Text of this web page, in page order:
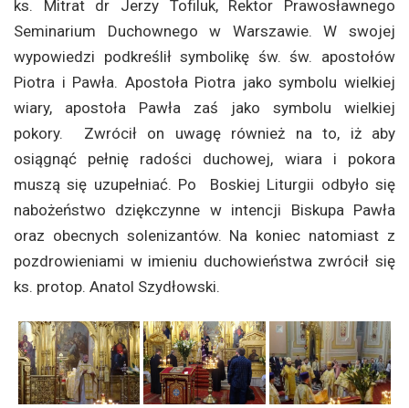
ks. Mitrat dr Jerzy Tofiluk, Rektor Prawosławnego
Seminarium Duchownego w Warszawie. W swojej
wypowiedzi podkreślił symbolikę św. św. apostołów
Piotra i Pawła. Apostoła Piotra jako symbolu wielkiej
wiary, apostoła Pawła zaś jako symbolu wielkiej
pokory. Zwrócił on uwagę również na to, iż aby
osiągnąć pełnię radości duchowej, wiara i pokora
muszą się uzupełniać. Po Boskiej Liturgii odbyło się
nabożeństwo dziękczynne w intencji Biskupa Pawła
oraz obecnych solenizantów. Na koniec natomiast z
pozdrowieniami w imieniu duchowieństwa zwrócił się
ks. protop. Anatol Szydłowski.